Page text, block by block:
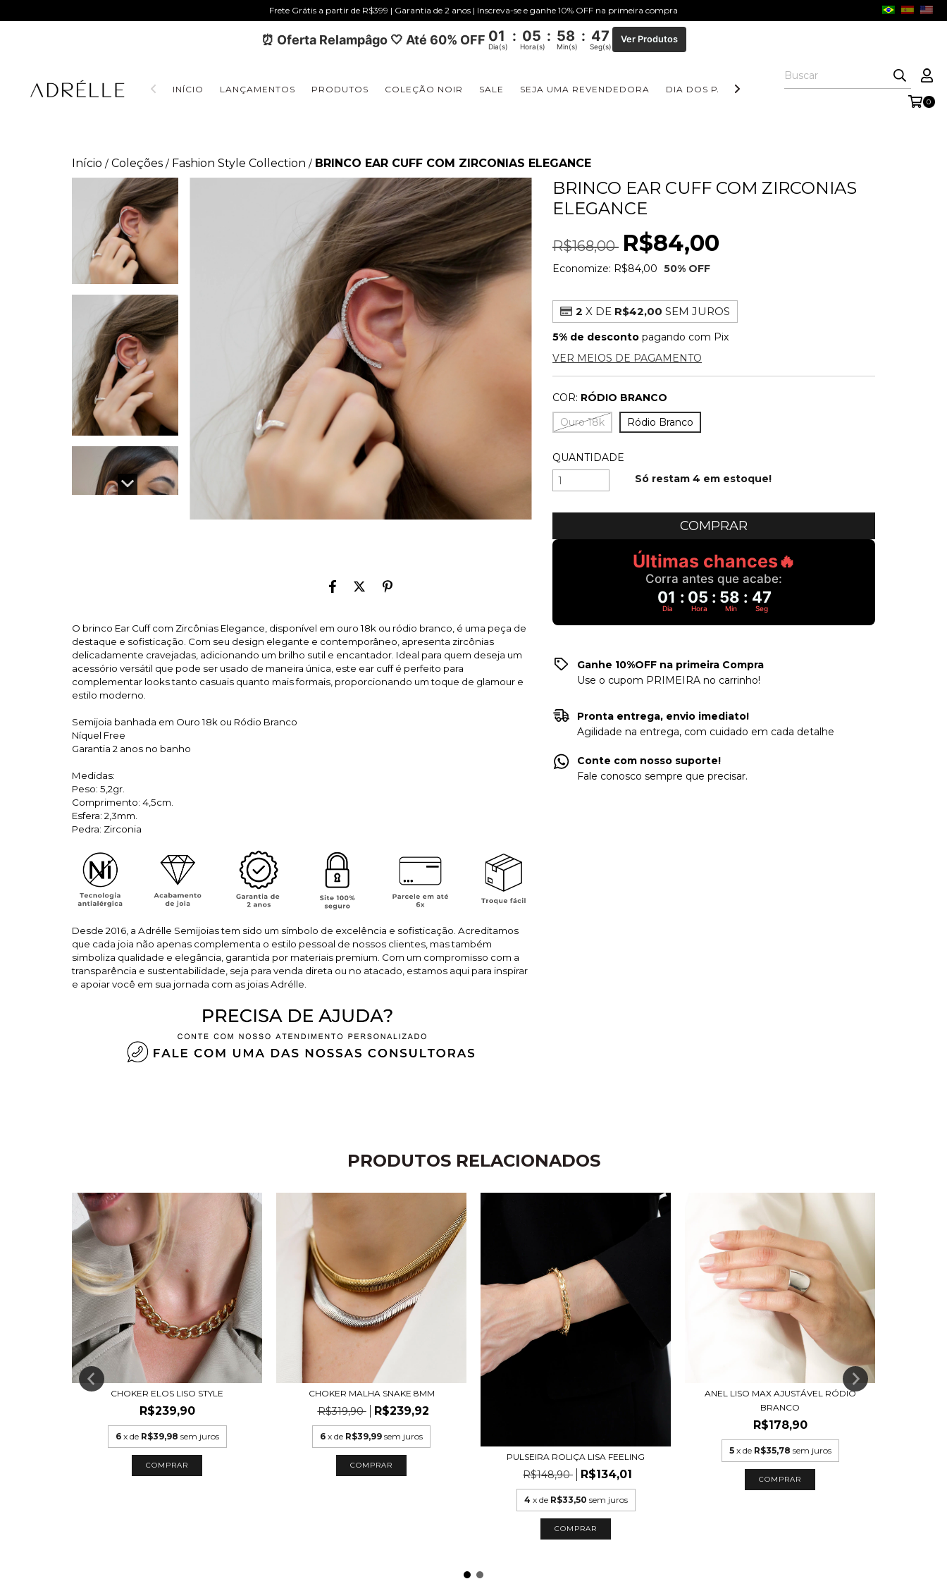
Frete Grátis a partir de R$399 | Garantia de 2 anos | Inscreva-se e ganhe 10% OFF na primeira compra
⏰ Oferta Relampâgo 🤍 Até 60% OFF 01 : 05 : 58 : 46
Dia(s) Hora(s) Min(s) Seg(s)
Ver Produtos
INÍCIO LANÇAMENTOS PRODUTOS COLEÇÃO NOIR SALE SEJA UMA REVENDEDORA DIA DOS PAIS COLEÇÃO AURORA COLEÇÃO FORM
0
Início / Coleções / Fashion Style Collection / BRINCO EAR CUFF COM ZIRCONIAS ELEGANCE
O brinco Ear Cuff com Zircônias Elegance, disponível em ouro 18k ou ródio branco, é uma peça de
destaque e sofisticação. Com seu design elegante e contemporâneo, apresenta zircônias
delicadamente cravejadas, adicionando um brilho sutil e encantador. Ideal para quem deseja um
acessório versátil que pode ser usado de maneira única, este ear cuff é perfeito para
complementar looks tanto casuais quanto mais formais, proporcionando um toque de glamour e
estilo moderno.
Semijoia banhada em Ouro 18k ou Ródio Branco
Níquel Free
Garantia 2 anos no banho
Medidas:
Peso: 5,2gr.
Comprimento: 4,5cm.
Esfera: 2,3mm.
Pedra: Zirconia
Desde 2016, a Adrélle Semijoias tem sido um símbolo de excelência e sofisticação. Acreditamos
que cada joia não apenas complementa o estilo pessoal de nossos clientes, mas também
simboliza qualidade e elegância, garantida por materiais premium. Com um compromisso com a
transparência e sustentabilidade, seja para venda direta ou no atacado, estamos aqui para inspirar
e apoiar você em sua jornada com as joias Adrélle.
BRINCO EAR CUFF COM ZIRCONIAS
ELEGANCE
R$168,00 R$84,00
Economize: R$84,00 50% OFF
2 X DE R$42,00 SEM JUROS
5% de desconto pagando com Pix
VER MEIOS DE PAGAMENTO
COR: RÓDIO BRANCO
Ouro 18k
Ródio Branco
QUANTIDADE
Só restam4 em estoque!
Últimas chances🔥
Corra antes que acabe:
01 : 05 : 58 : 46
Dia Hora Min Seg
Ganhe 10%OFF na primeira Compra
Use o cupom PRIMEIRA no carrinho!
Pronta entrega, envio imediato!
Agilidade na entrega, com cuidado em cada detalhe
Conte com nosso suporte!
Fale conosco sempre que precisar.
PRODUTOS RELACIONADOS
CHOKER ELOS LISO STYLE
R$239,90
6 x de R$39,98 sem juros
CHOKER MALHA SNAKE 8MM
R$319,90 R$239,92
6 x de R$39,99 sem juros
COMPRAR
PULSEIRA ROLIÇA LISA FEELING
R$148,90 R$134,01
4 x de R$33,50 sem juros
COMPRAR
ANEL LISO MAX AJUSTÁVEL RÓDIO
BRANCO
R$178,90
5 x de R$35,78 sem juros